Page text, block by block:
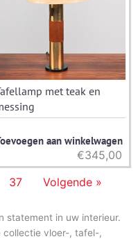
met teak en
aan winkelwagen
€345,00
37 Volgende »
statement in uw interieur.
collectie vloer-, tafel-,